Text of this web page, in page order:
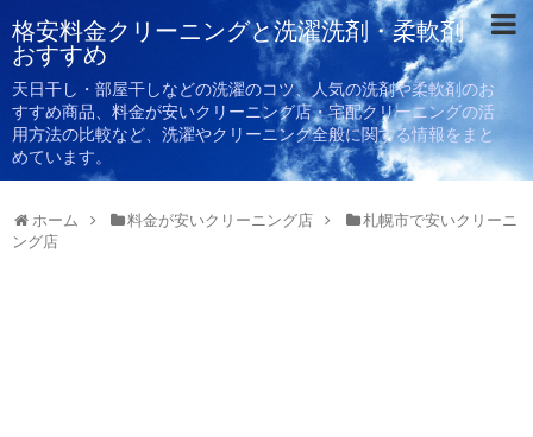
格安料金クリーニングと洗濯洗剤・柔軟剤
おすすめ
天日干し・部屋干しなどの洗濯のコツ、人気の洗剤や柔軟剤のお
すすめ商品、料金が安いクリーニング店・宅配クリーニングの活
用方法の比較など、洗濯やクリーニング全般に関する情報をまと
めています。
ホーム 料金が安いクリーニング店
札幌市で安いクリーニ
ング店